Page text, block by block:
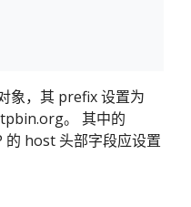
象，其 prefix 设置为
。 其中的
host 头部字段应设置